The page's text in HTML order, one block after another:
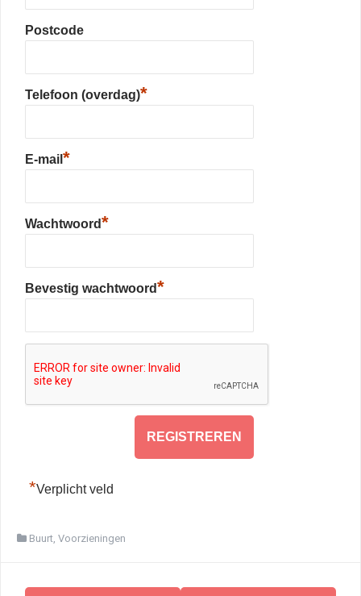
Postcode
Telefoon (overdag)*
E-mail *
Wachtwoord*
Bevestig wachtwoord*
*Verplicht veld
Buurt, Voorzieningen